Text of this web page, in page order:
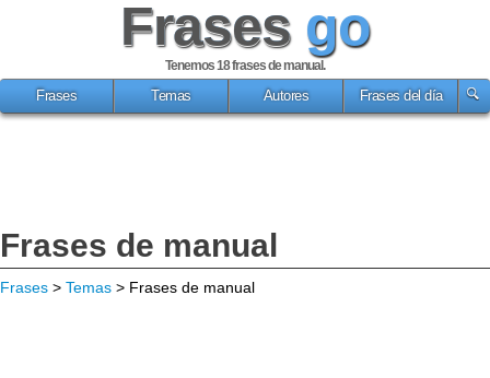
Frases go
Tenemos 18frases de manual.
Frases
Temas Autores Frases del día
Frases de manual
Frases > Temas > Frases de manual